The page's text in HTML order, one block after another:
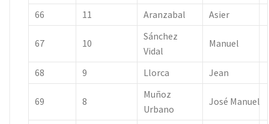
66
11 Aranzabal Asier
67 10
Sánchez
Vidal
Manuel
68 9 Llorca Jean
69 8
Muñoz
Urbano
José Manuel